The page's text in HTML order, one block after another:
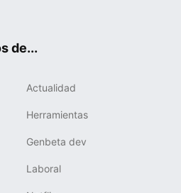
de...
Actualidad
Herramientas
Genbeta dev
Laboral